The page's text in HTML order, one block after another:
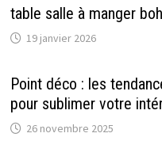
table salle à manger
19 janvier 2026
Point déco : les
pour sublimer votre
26 novembre 2025